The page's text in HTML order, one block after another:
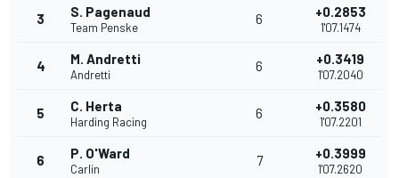
3 S. Pagenaud
Team Penske
6 +0.2853
1'07.1474
4 M. Andretti
Andretti
6 +0.3419
1'07.2040
5 C. Herta
Harding Racing
6 +0.3580
1'07.2201
6 P. O'Ward
Carlin
7 +0.3999
1'07.2620